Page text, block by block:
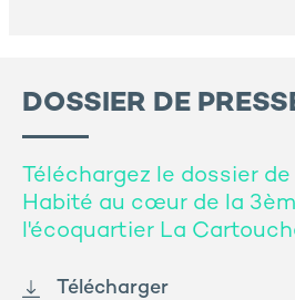
DOSSIER DE
Téléchargez le dossier
Habité au cœur de la
l'écoquartier La
Télécharger